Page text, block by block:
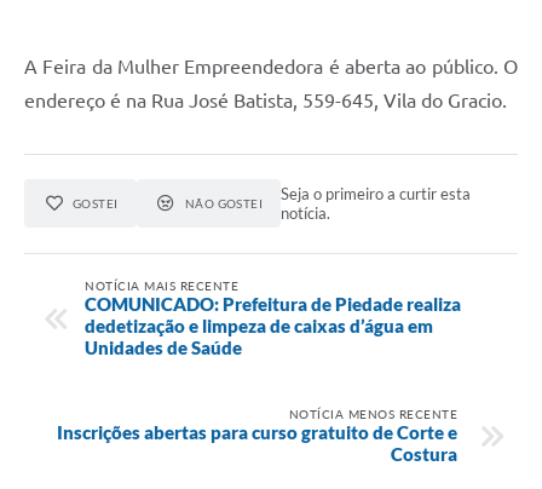
A Feira da Mulher Empreendedora é aberta ao público. O
endereço é na Rua José Batista, 559-645, Vila do Gracio.
GOSTEI NÃO GOSTEI
Seja o primeiro a curtir esta
notícia.
NOTÍCIA MAIS RECENTE
COMUNICADO: Prefeitura de Piedade realiza
dedetização e limpeza de caixas d’água em
Unidades de Saúde
NOTÍCIA MENOS RECENTE
Inscrições abertas para curso gratuito de Corte e
Costura